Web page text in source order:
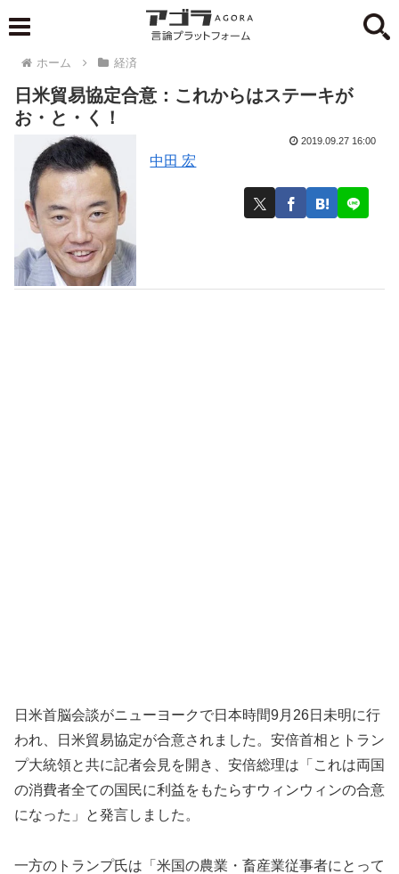
ホーム 経済
日米貿易協定合意：これからはステーキが
お・と・く！
中田 宏
2019.09.27 16:00
日米首脳会談がニューヨークで日本時間9月26日未明に行
われ、日米貿易協定が合意されました。安倍首相とトラン
プ大統領と共に記者会見を開き、安倍総理は「これは両国
の消費者全ての国民に利益をもたらすウィンウィンの合意
になった」と発言しました。
一方のトランプ氏は「米国の農業・畜産業従事者にとって